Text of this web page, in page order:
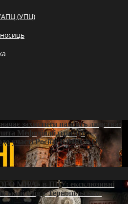
(УПЦ)
захистити пам’ять людства:
Мефодія підтримує
участі Росії в ЮНЕСКО
МІРА» в ПЦУ: ексклюзивні
слід у Тернопільсько-